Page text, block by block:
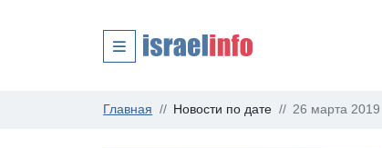
Главная Новости по дате 26 марта 2019